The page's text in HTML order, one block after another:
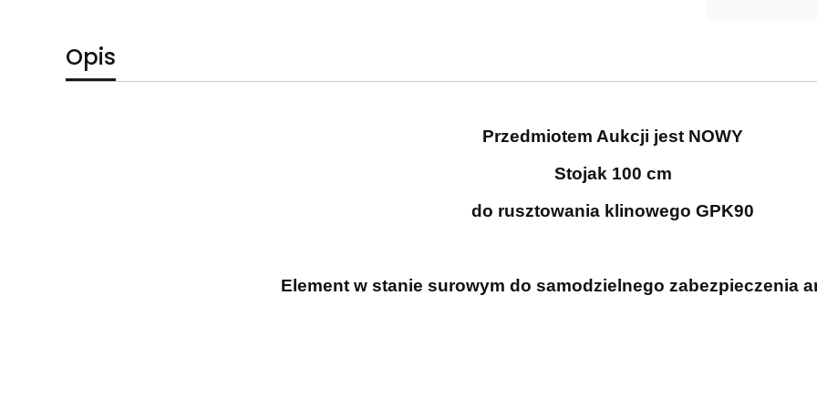
Opis
Przedmiotem Aukcji jest NOWY
Stojak 100 cm
do rusztowania klinowego GPK90
Element w stanie surowym do samodzielnego zabezpieczenia